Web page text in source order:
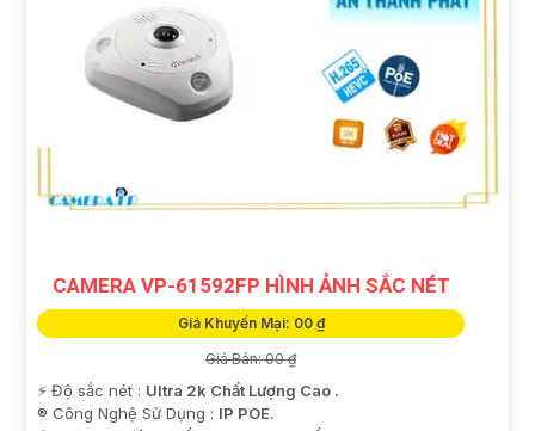
CAMERA VP-61592FP HÌNH ẢNH SẮC NÉT
Giá Khuyến Mại: 00 ₫
Giá Bán: 00 ₫
️⚡ Độ sắc nét : Ultra 2k Chất Lượng Cao .
®️ Công Nghệ Sử Dụng : IP POE.